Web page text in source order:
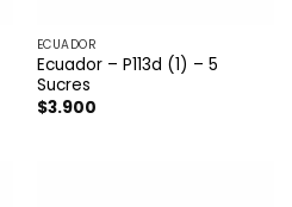
ECUADOR
Ecuador – P113d (1) – 5
Sucres
$3.900